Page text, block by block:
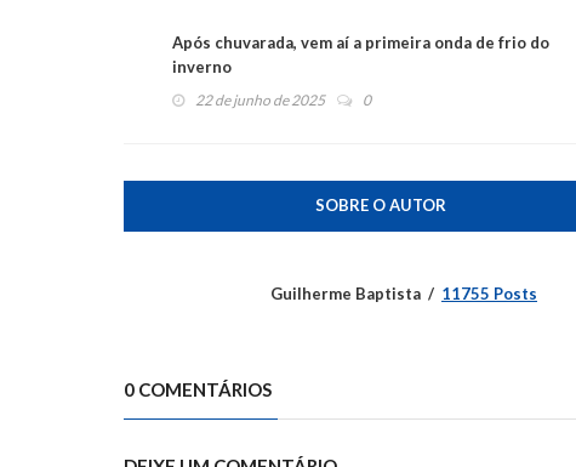
Após chuvarada, vem aí a primeira onda de frio do
inverno
22 de junho de 2025 0
SOBRE O AUTOR
Guilherme Baptista 11755 Posts
0 COMENTÁRIOS